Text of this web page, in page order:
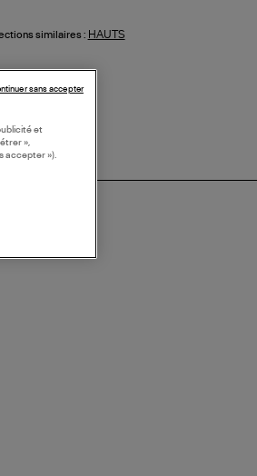
similaires : HAUTS
et
»,
accepter »).
sans accepter